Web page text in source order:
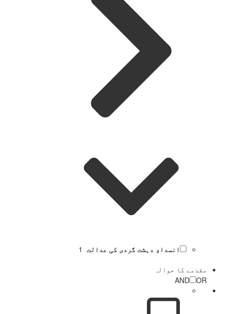
انسدادِ دہشت گردی کی عدالت
1
مقدمے کا حوالہ
AND
OR